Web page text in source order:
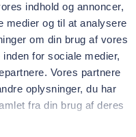
indhold og annoncer,
medier og til at analysere
om din brug af vores
for sociale medier,
Vores partnere
oplysninger, du har
fra din brug af deres